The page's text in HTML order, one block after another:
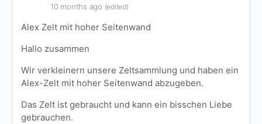
10 months ago (edited)
Alex Zelt mit hoher Seitenwand
Hallo zusammen
Wir verkleinern unsere Zeltsammlung und haben ein
Alex-Zelt mit hoher Seitenwand abzugeben.
Das Zelt ist gebraucht und kann ein bisschen Liebe
gebrauchen.